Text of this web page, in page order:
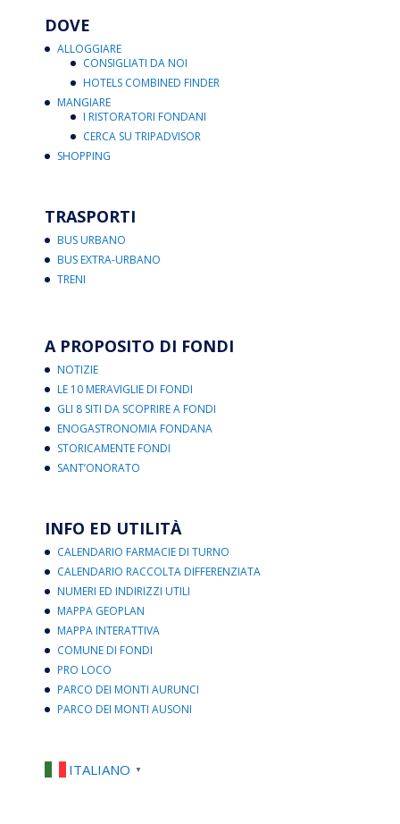
DOVE
ALLOGGIARE
CONSIGLIATI DA NOI
HOTELS COMBINED FINDER
MANGIARE
I RISTORATORI FONDANI
CERCA SU TRIPADVISOR
SHOPPING
TRASPORTI
BUS URBANO
BUS EXTRA-URBANO
TRENI
A PROPOSITO DI FONDI
NOTIZIE
LE 10 MERAVIGLIE DI FONDI
GLI 8 SITI DA SCOPRIRE A FONDI
ENOGASTRONOMIA FONDANA
STORICAMENTE FONDI
SANT’ONORATO
INFO ED UTILITÀ
CALENDARIO FARMACIE DI TURNO
CALENDARIO RACCOLTA DIFFERENZIATA
NUMERI ED INDIRIZZI UTILI
MAPPA GEOPLAN
MAPPA INTERATTIVA
COMUNE DI FONDI
PRO LOCO
PARCO DEI MONTI AURUNCI
PARCO DEI MONTI AUSONI
ITALIANO ▼